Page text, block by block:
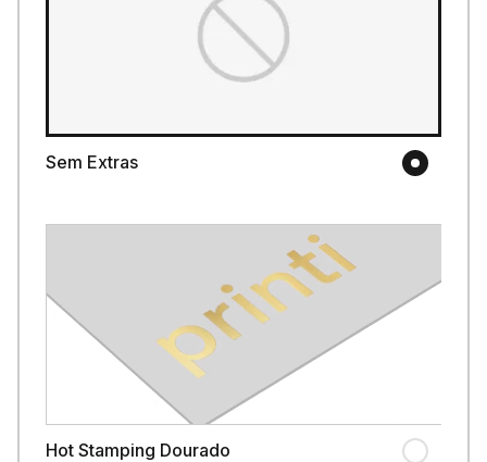
Sem Extras
Hot Stamping Dourado